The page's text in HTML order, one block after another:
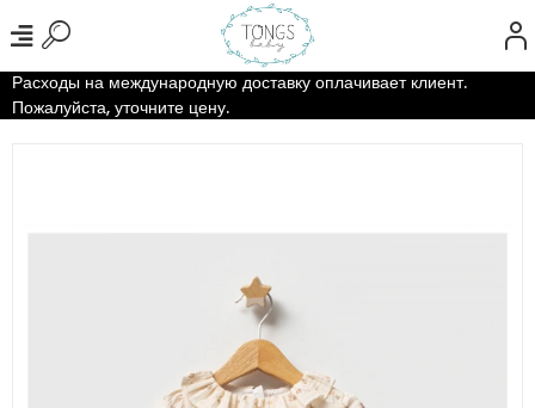
Расходы на международную доставку оплачивает клиент.
Пожалуйста, уточните цену.